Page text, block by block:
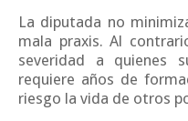
La diputada no
mala praxis. Al
severidad a quienes
requiere años de
riesgo la vida de otros